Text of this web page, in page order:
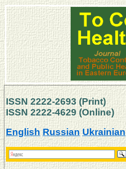
ISSN 2222-2693 (Print)
ISSN 2222-4629(Online)
English Russian Ukrainian